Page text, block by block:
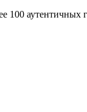
100 аутентичных